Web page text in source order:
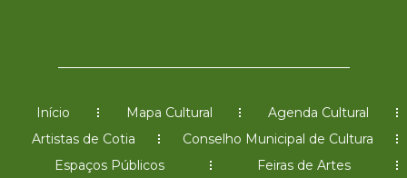
Início Mapa Cultural
Agenda Cultural
Artistas de Cotia
Conselho Municipal de Cultura
Espaços Públicos
Feiras de Artes